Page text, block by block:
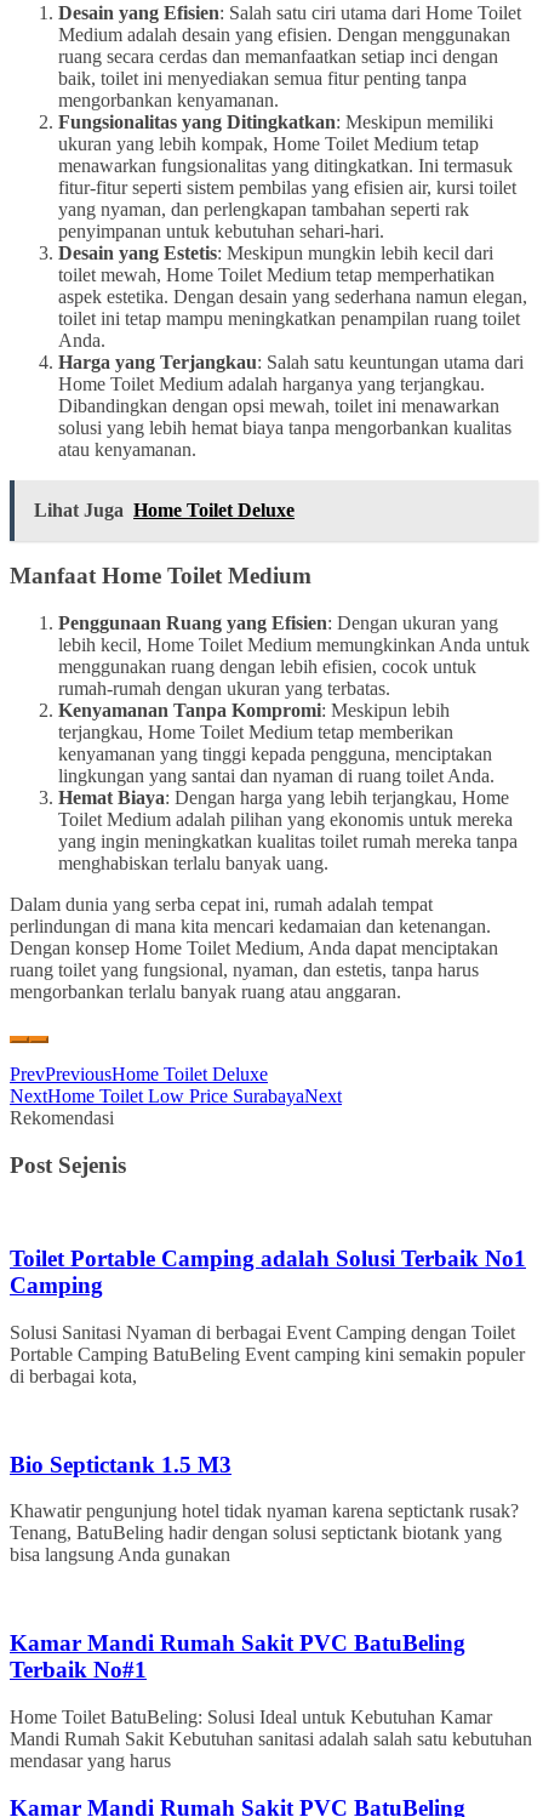
Desain yang Efisien: Salah satu ciri utama dari Home Toilet
Medium adalah desain yang efisien. Dengan menggunakan
ruang secara cerdas dan memanfaatkan setiap inci dengan
baik, toilet ini menyediakan semua fitur penting tanpa
mengorbankan kenyamanan.
Fungsionalitas yang Ditingkatkan: Meskipun memiliki
ukuran yang lebih kompak, Home Toilet Medium tetap
menawarkan fungsionalitas yang ditingkatkan. Ini termasuk
fitur-fitur seperti sistem pembilas yang efisien air, kursi toilet
yang nyaman, dan perlengkapan tambahan seperti rak
penyimpanan untuk kebutuhan sehari-hari.
Desain yang Estetis: Meskipun mungkin lebih kecil dari
toilet mewah, Home Toilet Medium tetap memperhatikan
aspek estetika. Dengan desain yang sederhana namun elegan,
toilet ini tetap mampu meningkatkan penampilan ruang toilet
Anda.
Harga yang Terjangkau: Salah satu keuntungan utama dari
Home Toilet Medium adalah harganya yang terjangkau.
Dibandingkan dengan opsi mewah, toilet ini menawarkan
solusi yang lebih hemat biaya tanpa mengorbankan kualitas
atau kenyamanan.
Lihat Juga Home Toilet Deluxe
Manfaat Home Toilet Medium
Penggunaan Ruang yang Efisien: Dengan ukuran yang
lebih kecil, Home Toilet Medium memungkinkan Anda untuk
menggunakan ruang dengan lebih efisien, cocok untuk
rumah-rumah dengan ukuran yang terbatas.
Kenyamanan Tanpa Kompromi: Meskipun lebih
terjangkau, Home Toilet Medium tetap memberikan
kenyamanan yang tinggi kepada pengguna, menciptakan
lingkungan yang santai dan nyaman di ruang toilet Anda.
Hemat Biaya: Dengan harga yang lebih terjangkau, Home
Toilet Medium adalah pilihan yang ekonomis untuk mereka
yang ingin meningkatkan kualitas toilet rumah mereka tanpa
menghabiskan terlalu banyak uang.
Dalam dunia yang serba cepat ini, rumah adalah tempat
perlindungan di mana kita mencari kedamaian dan ketenangan.
Dengan konsep Home Toilet Medium, Anda dapat menciptakan
ruang toilet yang fungsional, nyaman, dan estetis, tanpa harus
mengorbankan terlalu banyak ruang atau anggaran.
PrevPreviousHome Toilet Deluxe
NextHome Toilet Low Price SurabayaNext
Rekomendasi
Post Sejenis
Toilet Portable Camping adalah Solusi Terbaik No1
Camping
Solusi Sanitasi Nyaman di berbagai Event Camping dengan Toilet
Portable Camping BatuBeling Event camping kini semakin populer
di berbagai kota,
Bio Septictank 1.5 M3
Khawatir pengunjung hotel tidak nyaman karena septictank rusak?
Tenang, BatuBeling hadir dengan solusi septictank biotank yang
bisa langsung Anda gunakan
Kamar Mandi Rumah Sakit PVC BatuBeling
Terbaik No#1
Home Toilet BatuBeling: Solusi Ideal untuk Kebutuhan Kamar
Mandi Rumah Sakit Kebutuhan sanitasi adalah salah satu kebutuhan
mendasar yang harus
Kamar Mandi Rumah Sakit PVC BatuBeling